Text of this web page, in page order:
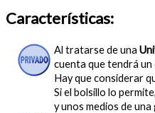
Características:
Al tratarse de una
cuenta que tendrá un
Hay que considerar
Si el bolsillo lo
y unos medios de una